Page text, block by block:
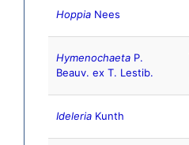
Hoppia Nees
Hymenochaeta P.
Beauv. ex T. Lestib.
Ideleria Kunth